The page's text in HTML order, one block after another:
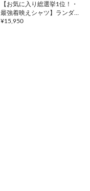
【お気に入り総選挙1位！・
最強着映えシャツ】ランダム
ペプラムシャツ
¥15,950